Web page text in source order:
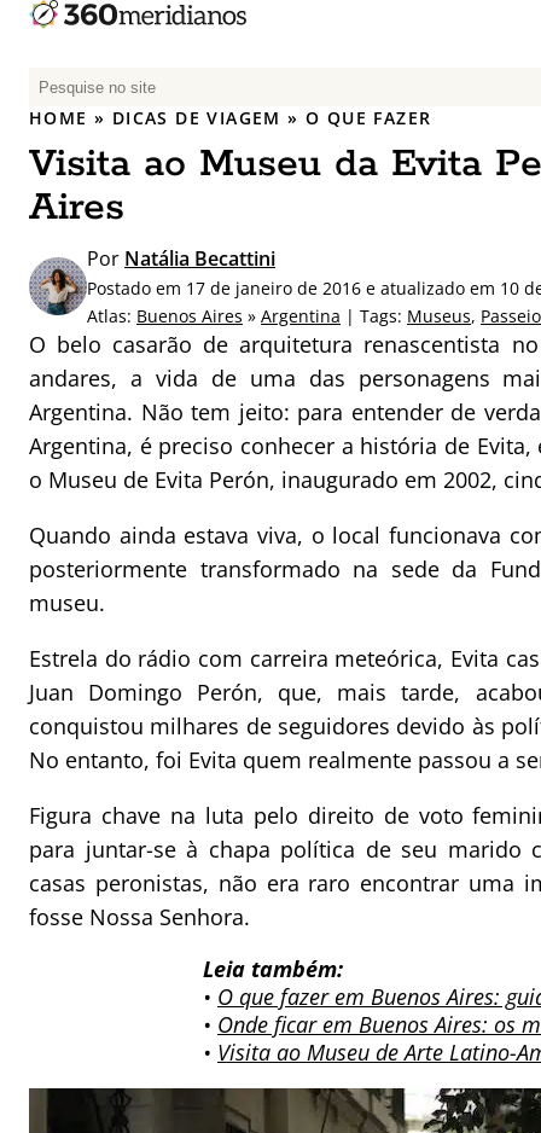
P
e
q
u
i
a
r
p
o
r
:
HOME » DICAS DE VIAGEM »O QUE FAZER
Visita ao Museu da Evita
Aires
Por Natália Becattini
Postado em 17 de janeiro de 2016 e atualizado em 10
Atlas: Buenos Aires » Argentina | Tags: Museus,
O belo casarão de arquitetura renascentista
andares, a vida de uma das personagens
Argentina. Não tem jeito: para entender de
Argentina, é preciso conhecer a história de
o Museu de Evita Perón, inaugurado em 2002,
Quando ainda estava viva, o local funcionava
posteriormente transformado na sede da
museu.
Estrela do rádio com carreira meteórica, Evita
Juan Domingo Perón, que, mais tarde,
conquistou milhares de seguidores devido às
No entanto, foi Evita quem realmente passou a
Figura chave na luta pelo direito de voto
para juntar-se à chapa política de seu marido
casas peronistas, não era raro encontrar uma
fosse Nossa Senhora.
Leia também:
• O que fazer em Buenos Aires:
• Onde ficar em Buenos Aires: os
• Visita ao Museu de Arte Latino-